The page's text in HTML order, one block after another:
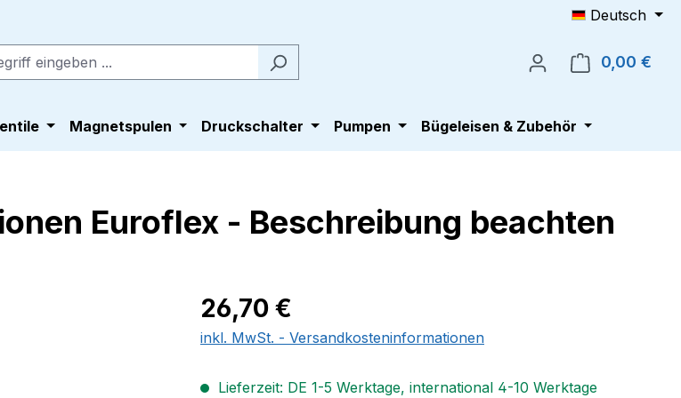
Deutsch
0,00 €
Magnetspulen Druckschalter Pumpen Bügeleisen & Zubehör
Euroflex - Beschreibung beachten
Regulärer Preis:
26,70 €
inkl. MwSt. - Versandkosteninformationen
Lieferzeit: DE 1-5 Werktage, international 4-10 Werktage